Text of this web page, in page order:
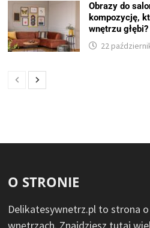
Obrazy do
kompozycję,
wnętrzu głębi?
22
O STRONIE
Delikatesywnetrz.pl to strona